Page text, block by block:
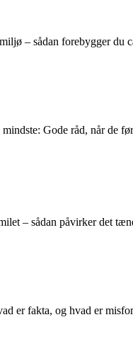
– sådan forebygger du
Gode råd, når de
– sådan påvirker det
er fakta, og hvad er